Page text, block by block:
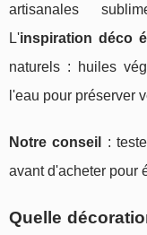
artisanales
L'inspiration déco
naturels : huiles
l'eau pour préserver
Notre conseil
:
avant d'acheter pour
Quelle